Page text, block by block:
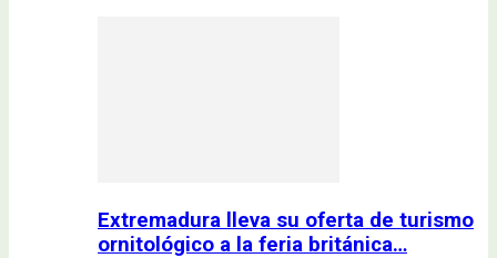
Extremadura lleva su oferta de turismo
ornitológico a la feria británica…